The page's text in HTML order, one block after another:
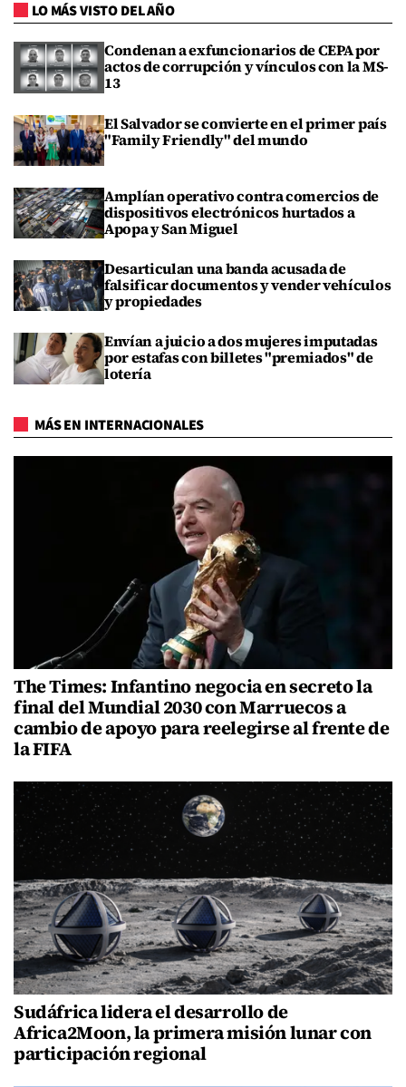
LO MÁS VISTO DEL AÑO
Condenan a exfuncionarios de CEPA por
actos de corrupción y vínculos con la MS-
13
El Salvador se convierte en el primer país
"Family Friendly" del mundo
Amplían operativo contra comercios de
dispositivos electrónicos hurtados a
Apopa y San Miguel
Desarticulan una banda acusada de
falsificar documentos y vender vehículos
y propiedades
Envían a juicio a dos mujeres imputadas
por estafas con billetes "premiados" de
lotería
MÁS EN INTERNACIONALES
The Times: Infantino negocia en secreto la
final del Mundial 2030 con Marruecos a
cambio de apoyo para reelegirse al frente de
la FIFA
Sudáfrica lidera el desarrollo de
Africa2Moon, la primera misión lunar con
participación regional